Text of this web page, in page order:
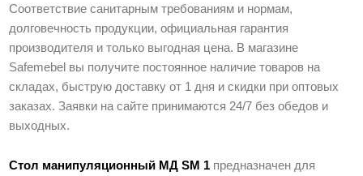
виде
Количество колес
Соответствие санитарным требованиям и нормам,
долговечность продукции, официальная гарантия
производителя и только выгодная цена. В магазине
Safemebel вы получите постоянное наличие товаров на
складах, быструю доставку от 1 дня и скидки при оптовых
заказах. Заявки на сайте принимаются 24/7 без обедов и
выходных.
Стол манипуляционный МД SM 1 предназначен для